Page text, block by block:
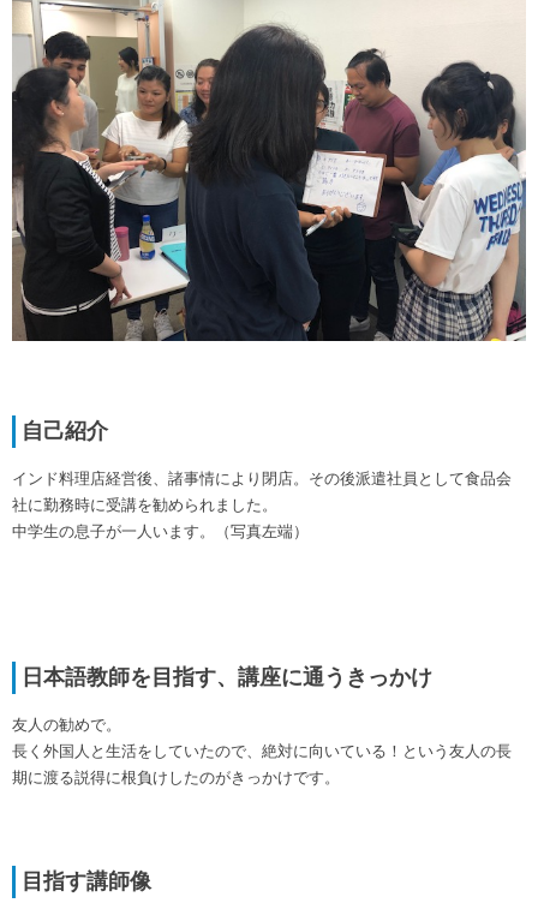
自己紹介
インド料理店経営後、諸事情により閉店。その後派遣社員として食品会
社に勤務時に受講を勧められました。
中学生の息子が一人います。（写真左端）
日本語教師を目指す、講座に通うきっかけ
友人の勧めで。
長く外国人と生活をしていたので、絶対に向いている！という友人の長
期に渡る説得に根負けしたのがきっかけです。
目指す講師像